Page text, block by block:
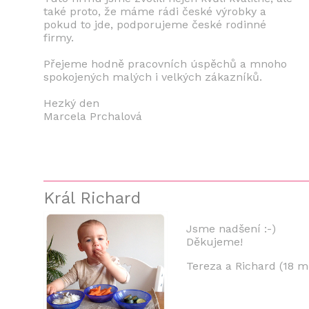
také proto, že máme rádi české výrobky a
pokud to jde, podporujeme české rodinné
firmy.
Přejeme hodně pracovních úspěchů a mnoho
spokojených malých i velkých zákazníků.
Hezký den
Marcela Prchalová
Král Richard
Jsme nadšení :-)
Děkujeme!
Tereza a Richard (18